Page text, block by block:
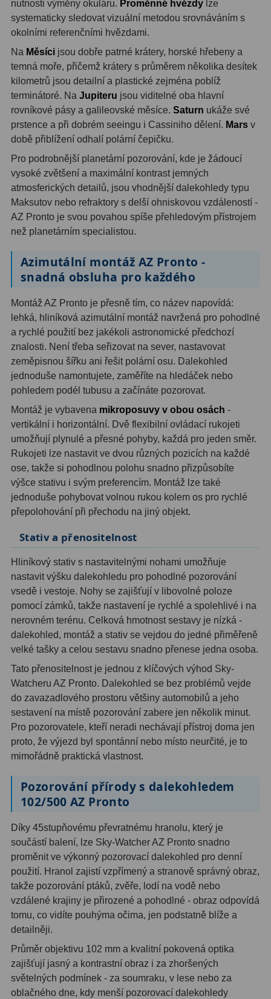
Planetární kamery19
Deep-Sky kamery28
Guiding kamery14
T-kroužky 16
Adaptéry projekční11
Adaptéry T239
Adaptéry M48 33
Filtry L-RGB7
Filtry IR-Pass6
Filtry IR-Block10
Filtry Clip5
Filtry CCD Hα, OIII7
Filtrová kola a rámy16
Rovnače a reduktory 13
Pointace
Zaostřovací masky 27
ADC, Tilting14
Rotátory 34
Komponenty
Helical výtahy11
Okulárové výtahy44
Primární zrcadla 9
Sekundární zrcadla6
Adaptéry k okulárovým
výtahům8
Pozorovací dalekohledy 50
Turistické9
Pro pozorování přírody a
ornitologie 17
Monokuláry20
Dárkové1
Binokulární dalekohledy
Astronomické44
Lovecké a turistické114
Univerzální38
Dětské7
Námořní12
nutnosti výměny okuláru. Proměnné hvězdy lze
systematicky sledovat vizuální metodou srovnáváním s
okolními referenčními hvězdami.
Na Měsíci jsou dobře patrné krátery, horské hřebeny a
temná moře, přičemž krátery s průměrem několika desítek
kilometrů jsou detailní a plastické zejména poblíž
terminátoré. Na Jupiteru jsou viditelné oba hlavní
rovníkové pásy a galileovské měsíce. Saturn ukáže své
prstence a při dobrém seeingu i Cassiniho dělení. Mars v
době přiblížení odhalí polární čepičku.
Pro podrobnější planetární pozorování, kde je žádoucí
vysoké zvětšení a maximální kontrast jemných
atmosferických detailů, jsou vhodnější dalekohledy typu
Maksutov nebo refraktory s delší ohniskovou vzdáleností -
AZ Pronto je svou povahou spíše přehledovým přístrojem
než planetárním specialistou.
Azimutální montáž AZ Pronto -
snadná obsluha pro každého
Montáž AZ Pronto je přesně tím, co název napovídá:
lehká, hliníková azimutální montáž navržená pro pohodlné
a rychlé použití bez jakékoli astronomické předchozí
znalosti. Není třeba seřizovat na sever, nastavovat
zeměpisnou šířku ani řešit polární osu. Dalekohled
jednoduše namontujete, zaměříte na hledáček nebo
pohledem podél tubusu a začínáte pozorovat.
Montáž je vybavena mikroposuvy v obou osách -
vertikální i horizontální. Dvě flexibilní ovládací rukojeti
umožňují plynulé a přesné pohyby, každá pro jeden směr.
Rukojeti lze nastavit ve dvou různých pozicích na každé
ose, takže si pohodlnou polohu snadno přizpůsobíte
výšce stativu i svým preferencím. Montáž lze také
jednoduše pohybovat volnou rukou kolem os pro rychlé
přepolohování při přechodu na jiný objekt.
Stativ a přenositelnost
Hliníkový stativ s nastavitelnými nohami umožňuje
nastavit výšku dalekohledu pro pohodlné pozorování
vsedě i vestoje. Nohy se zajišťují v libovolné poloze
pomocí zámků, takže nastavení je rychlé a spolehlivé i na
nerovném terénu. Celková hmotnost sestavy je nízká -
dalekohled, montáž a stativ se vejdou do jedné přiměřeně
velké tašky a celou sestavu snadno přenese jedna osoba.
Tato přenositelnost je jednou z klíčových výhod Sky-
Watcheru AZ Pronto. Dalekohled se bez problémů vejde
do zavazadlového prostoru většiny automobilů a jeho
sestavení na místě pozorování zabere jen několik minut.
Pro pozorovatele, kteří neradi nechávají přístroj doma jen
proto, že výjezd byl spontánní nebo místo neurčité, je to
mimořádně praktická vlastnost.
Pozorování přírody s dalekohledem
102/500 AZ Pronto
Díky 45stupňovému převratnému hranolu, který je
součástí balení, lze Sky-Watcher AZ Pronto snadno
proměnit ve výkonný pozorovací dalekohled pro denní
použití. Hranol zajistí vzpřímený a stranově správný obraz,
takže pozorování ptáků, zvěře, lodí na vodě nebo
vzdálené krajiny je přirozené a pohodlné - obraz odpovídá
tomu, co vidíte pouhýma očima, jen podstatně blíže a
detailněji.
Průměr objektivu 102 mm a kvalitní pokovená optika
zajišťují jasný a kontrastní obraz i za zhoršených
světelných podmínek - za soumraku, v lese nebo za
oblačného dne, kdy menší pozorovací dalekohledy